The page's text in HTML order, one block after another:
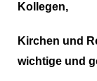
Kollegen,
Kirchen und
wichtige und